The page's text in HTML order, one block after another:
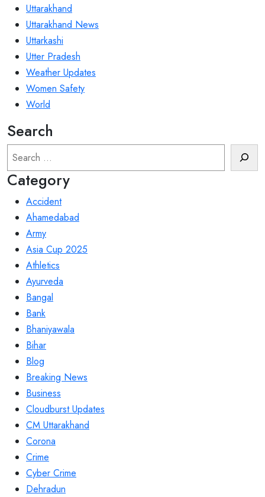
Uttarakhand
Uttarakhand News
Uttarkashi
Utter Pradesh
Weather Updates
Women Safety
World
Search
Search
Category
Accident
Ahamedabad
Army
Asia Cup 2025
Athletics
Ayurveda
Bangal
Bank
Bhaniyawala
Bihar
Blog
Breaking News
Business
Cloudburst Updates
CM Uttarakhand
Corona
Crime
Cyber Crime
Dehradun